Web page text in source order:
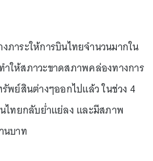
าระให้การบินไทยจำนวนมากใน
ให้สภาวะขาดสภาพคล่องทางการ
พย์สินต่างๆออกไปแล้ว ในช่วง 4
ไทยกลับย่ำแย่ลง และมีสภาพ
นบาท